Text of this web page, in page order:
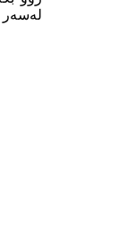
له‌سه‌ر